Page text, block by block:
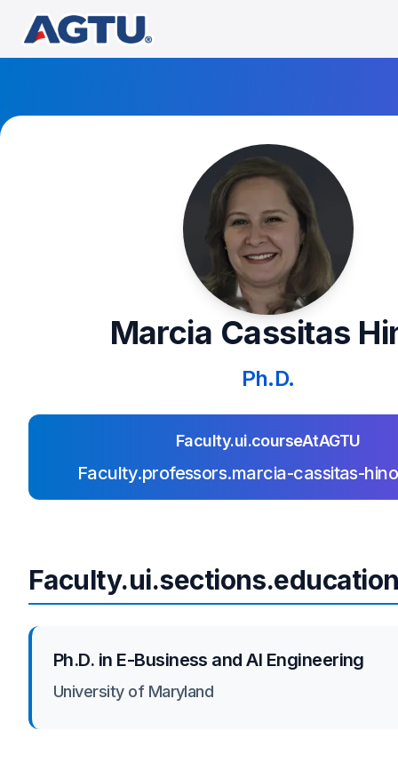
Marcia Cassitas
Ph.D.
Faculty.ui.courseAtAGTU
Faculty.professors.marcia-cassitas-
Ph.D. in E-Business and AI Engineering
University of Maryland